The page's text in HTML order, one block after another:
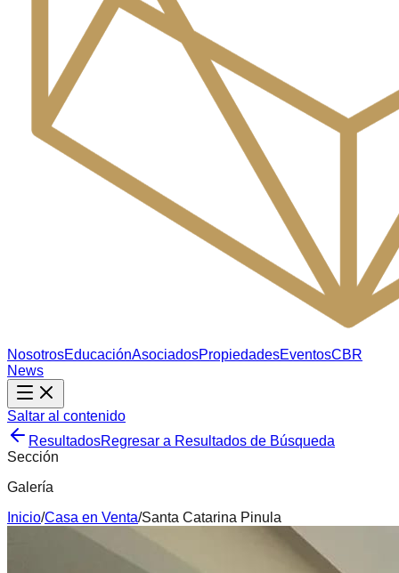
NosotrosEducaciónAsociadosPropiedadesEventosCBR
News
Saltar al contenido
ResultadosRegresar a Resultados de Búsqueda
Sección
Galería
Inicio/Casa en Venta/Santa Catarina Pinula